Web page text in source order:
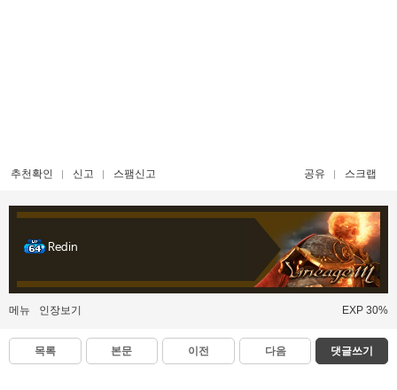
추천확인 신고 스팸신고 공유 스크랩
Redin
메뉴 인장보기 EXP 30%
목록 본문 이전 다음 댓글쓰기